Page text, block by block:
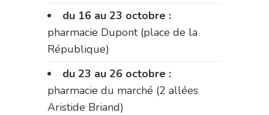
du 16 au 23 octobre :
pharmacie Dupont (place de la
République)
du 23 au 26 octobre :
pharmacie du marché (2 allées
Aristide Briand)